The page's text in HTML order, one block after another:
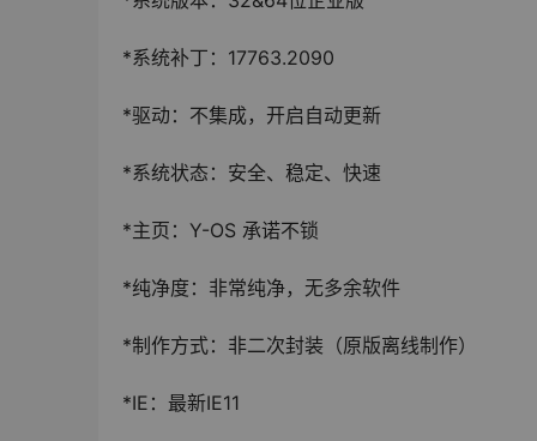
*系统补丁：17763.2090
*驱动：不集成，开启自动更新
*系统状态：安全、稳定、快速
*主页：Y-OS 承诺不锁
*纯净度：非常纯净，无多余软件
*制作方式：非二次封装（原版离线制作）
*IE：最新IE11